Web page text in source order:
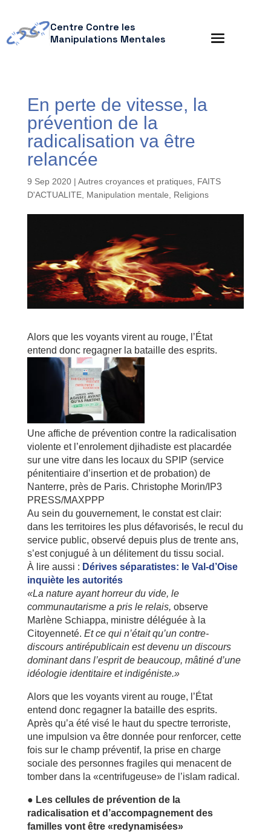
Centre Contre les
Manipulations Mentales
En perte de vitesse, la
prévention de la
radicalisation va être
relancée
9 Sep 2020| Autres croyances et pratiques, FAITS
D'ACTUALITE, Manipulation mentale Religions
Alors que les voyants virent au rouge, l’État
entend donc regagner la bataille des esprits.
Une affiche de prévention contre la radicalisation
violente et l’enrolement djihadiste est placardée
sur une vitre dans les locaux du SPIP (service
pénitentiaire d’insertion et de probation) de
Nanterre, près de Paris. Christophe Morin/IP3
PRESS/MAXPPP
Au sein du gouvernement, le constat est clair:
dans les territoires les plus défavorisés, le recul du
service public, observé depuis plus de trente ans,
s’est conjugué à un délitement du tissu social.
À lire aussi : Dérives séparatistes: le Val-d’Oise
inquiète les autorités
«La nature ayant horreur du vide, le
communautarisme a pris le relais, observe
Marlène Schiappa, ministre déléguée à la
Citoyenneté. Et ce qui n’était qu’un contre-
discours antirépublicain est devenu un discours
dominant dans l’esprit de beaucoup, mâtiné d’une
idéologie identitaire et indigéniste.»
Alors que les voyants virent au rouge, l’État
entend donc regagner la bataille des esprits.
Après qu’a été visé le haut du spectre terroriste,
une impulsion va être donnée pour renforcer, cette
fois sur le champ préventif, la prise en charge
sociale des personnes fragiles qui menacent de
tomber dans la «centrifugeuse» de l’islam radical.
● Les cellules de prévention de la
radicalisation et d’accompagnement des
familles vont être «redynamisées»